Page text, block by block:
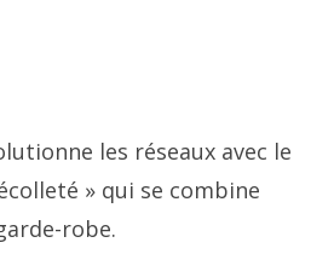
les réseaux avec le
» qui se combine
robe.